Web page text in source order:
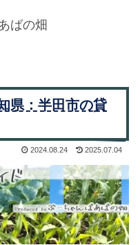
ばの畑
県：半田市の貸
2024.08.24 2025.07.04